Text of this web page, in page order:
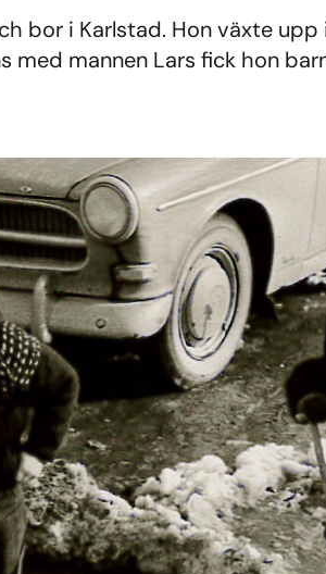
bor i Karlstad. Hon växte
mannen Lars fick hon